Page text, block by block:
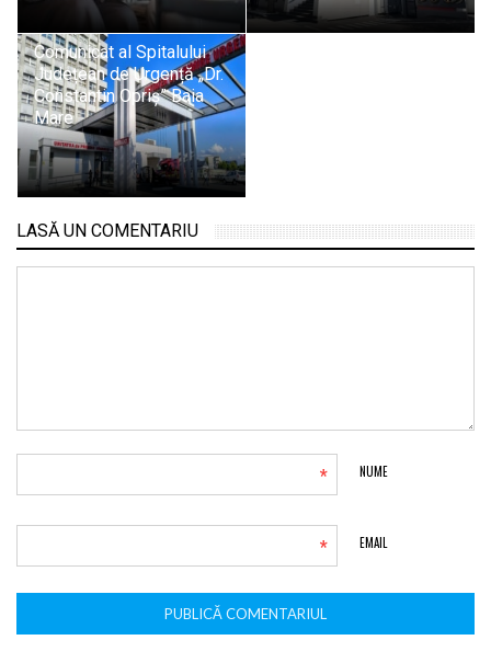
Comunicat al Spitalului
Județean de Urgență „Dr.
Constantin Opriș” Baia
Mare
LASĂ UN COMENTARIU
NUME
*
EMAIL
*